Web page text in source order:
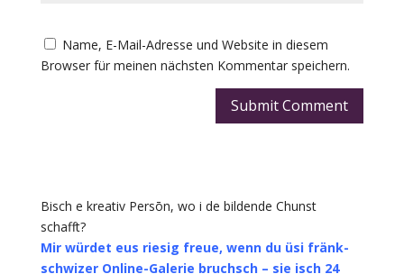
Name, E-Mail-Adresse und Website in diesem
Browser für meinen nächsten Kommentar speichern.
Submit Comment
Bisch e kreativ Persōn, wo i de bildende Chunst
schafft?
Mir würdet eus riesig freue, wenn du üsi fränk-
schwizer Online-Galerie bruchsch – sie isch 24